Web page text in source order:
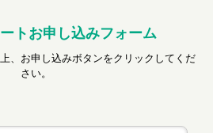
トお申し込みフォーム
、お申し込みボタンをクリックしてくだ
さい。